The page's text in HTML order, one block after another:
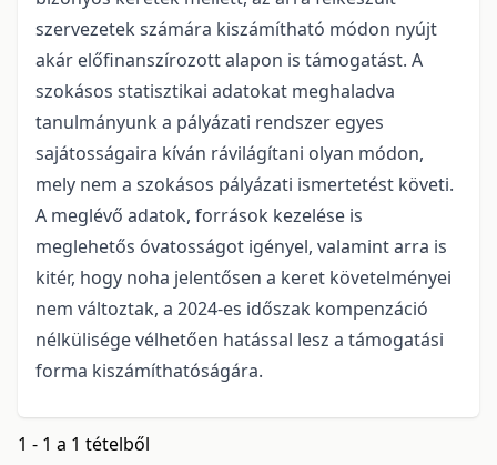
szervezetek számára kiszámítható módon nyújt
akár előfinanszírozott alapon is támogatást. A
szokásos statisztikai adatokat meghaladva
tanulmányunk a pályázati rendszer egyes
sajátosságaira kíván rávilágítani olyan módon,
mely nem a szokásos pályázati ismertetést követi.
A meglévő adatok, források kezelése is
meglehetős óvatosságot igényel, valamint arra is
kitér, hogy noha jelentősen a keret követelményei
nem változtak, a 2024-es időszak kompenzáció
nélkülisége vélhetően hatással lesz a támogatási
forma kiszámíthatóságára.
1 - 1 a 1 tételből